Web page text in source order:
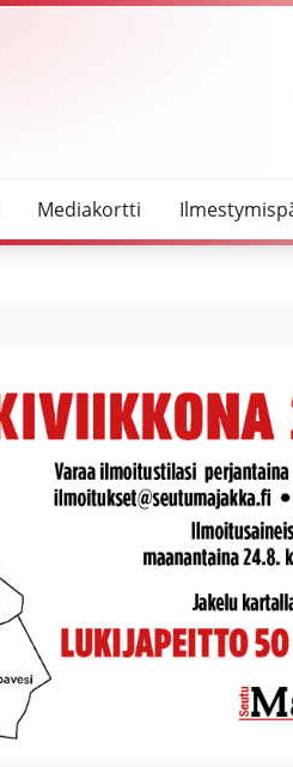
Mediakortti